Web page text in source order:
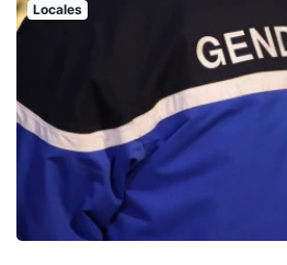
Locales